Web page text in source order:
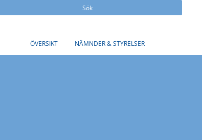
Sök
ÖVERSIKT NÄMNDER & STYRELSER